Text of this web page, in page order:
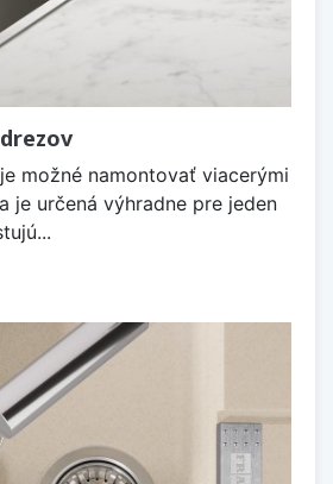
možné namontovať viacerými
je určená výhradne pre jeden